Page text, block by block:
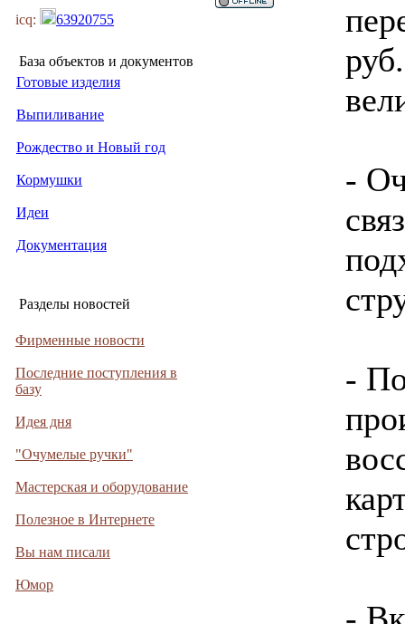
icq: 63920755
База объектов и документов
Готовые изделия
Выпиливание
Рождество и Новый год
Кормушки
Идеи
Документация
Разделы новостей
Фирменные новости
Последние поступления в
базу
Идея дня
"Очумелые ручки"
Мастерская и оборудование
Полезное в Интернете
Вы нам писали
Юмор
-
-